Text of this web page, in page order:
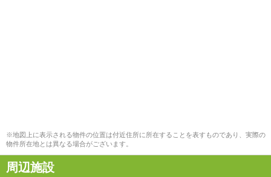
※地図上に表示される物件の位置は付近住所に所在することを表すものであり、実際の
物件所在地とは異なる場合がございます。
周辺施設